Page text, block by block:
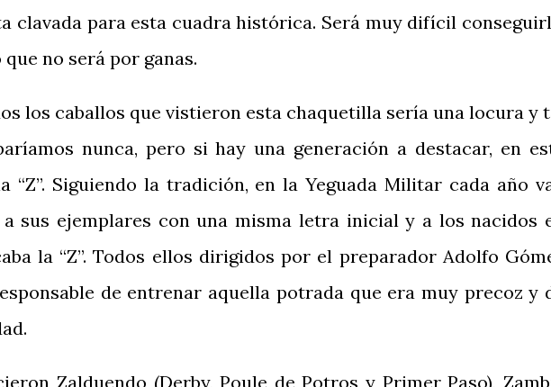
clavada para esta cuadra histórica. Será muy difícil
no será por ganas.
los caballos que vistieron esta chaquetilla sería una locura y
nunca, pero si hay una generación a destacar, en
“Z”. Siguiendo la tradición, en la Yeguada Militar cada año
sus ejemplares con una misma letra inicial y a los nacidos
la “Z”. Todos ellos dirigidos por el preparador Adolfo
de entrenar aquella potrada que era muy precoz y
Zalduendo (Derby, Poule de Potros y Primer Paso),